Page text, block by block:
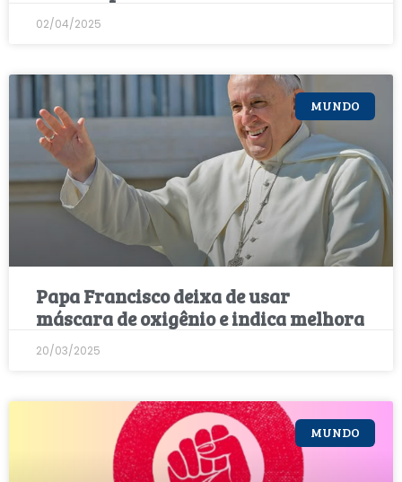
02/04/2025
MUNDO
Papa Francisco deixa de usar
máscara de oxigênio e indica melhora
20/03/2025
MUNDO